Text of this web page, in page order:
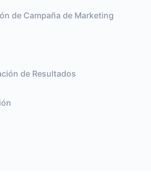
de Campaña de Marketing
de Resultados